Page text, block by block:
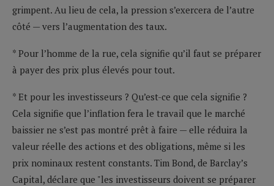
grimpent. Au lieu de cela, la pression s’exercera de l’autre
côté — vers l’augmentation des taux.
* Pour l’homme de la rue, cela signifie qu’il faut se préparer
à payer des prix plus élevés pour tout.
* Et pour les investisseurs ? Qu’est-ce que cela signifie ?
Cela signifie que l’inflation fera le travail que le marché
baissier ne s’est pas montré prêt à faire — elle réduira la
valeur réelle des actions et des obligations, même si les
prix nominaux restent constants. Tim Bond, de Barclay’s
Capital, déclare que "les investisseurs doivent se préparer